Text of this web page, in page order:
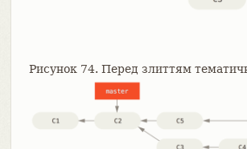
Рисунок 74. Перед злиттям